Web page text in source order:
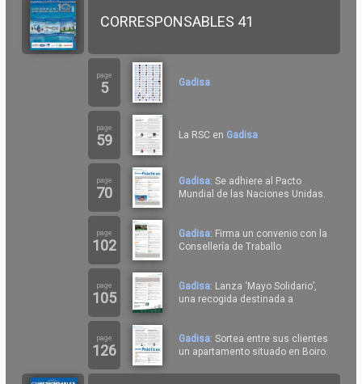
CORRESPONSABLES 41
page
5 Gadisa
page
59 La RSC en Gadisa
page
70
Gadisa: Se adhiere al Pacto
Mundial de las Naciones Unidas.
page
102
Gadisa: Firma un convenio con la
Consellería de Traballo
page
105
Gadisa: Lanza ‘Mayo Solidario’,
una recogida destinada a
page
126
Gadisa: Sortea entre sus clientes
un apartamento situado en Boiro.